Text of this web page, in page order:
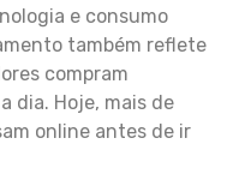
e consumo
também reflete
compram
dia. Hoje, mais de
online antes de ir